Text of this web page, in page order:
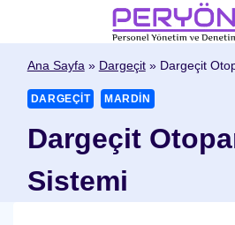
contentAna Sayfa» Dargeçit» Dargeçit
DARGEÇIT MARDIN
Dargeçit
Sistemi